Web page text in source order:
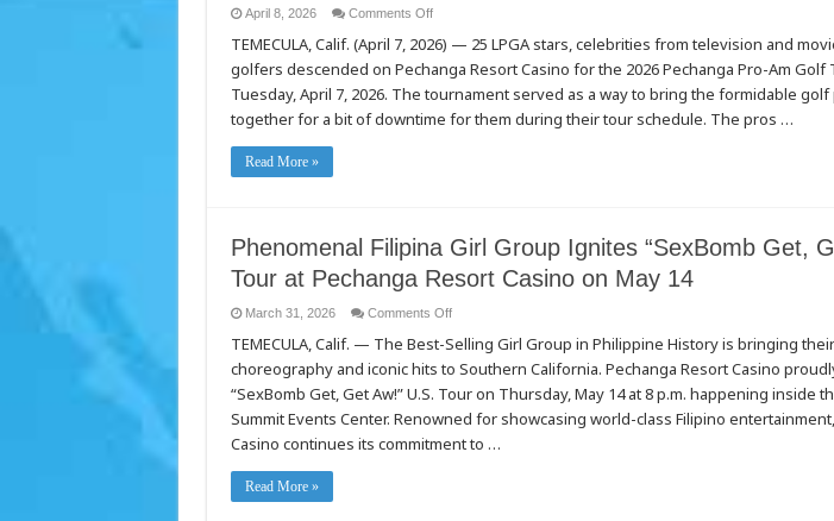
Pechanga
Pro-
Am
2026
trên
Sân
Golf
at
April 8, 2026 Comments Offon
LPGA
Stars
and
Celebrity
Guests
Competed
in
at
Pechanga
on
April
TEMECULA, Calif. (April 7, 2026) — 25 LPGA stars, celebrities from television and
golfers descended on Pechanga Resort Casino for the 2026 Pechanga Pro-Am Golf
Tuesday, April 7, 2026. The tournament served as a way to bring the formidable
together for a bit of downtime for them during their tour schedule. The pros …
Read More »
Phenomenal Filipina Girl Group Ignites “SexBomb Get,
Tour at Pechanga Resort Casino on May 14
March 31, 2026 Comments Offon
Filipina
Girl
Group
“SexBomb
Get,
Get
Aw!”
U.S.
TEMECULA, Calif. — The Best-Selling Girl Group in Philippine History is bringing
choreography and iconic hits to Southern California. Pechanga Resort Casino
“SexBomb Get, Get Aw!” U.S. Tour on Thursday, May 14 at 8 p.m. happening inside
Summit Events Center. Renowned for showcasing world-class Filipino
Casino continues its commitment to …
Read More »